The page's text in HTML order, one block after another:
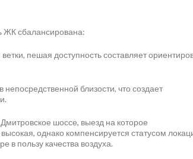
ЖК сбалансирована:
ветки, пешая доступность составляет
близости, что создает
шоссе, выезд на которое
однако компенсируется статусом
в пользу качества воздуха.